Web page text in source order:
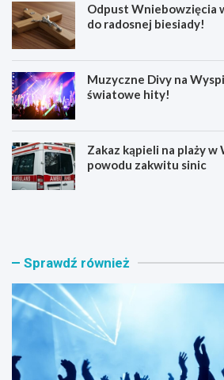
Odpust Wniebowzięcia
do radosnej biesiady!
Muzyczne Divy na
światowe hity!
Zakaz kąpieli na plaży
powodu zakwitu sinic
S
n
o
w
w
e
e
O
t
n
i
b
o
w
Sprawdź również